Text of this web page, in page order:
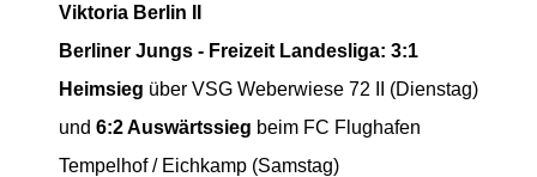
Viktoria Berlin II
Berliner Jungs - Freizeit Landesliga: 3:1
Heimsieg über VSG Weberwiese 72 II (Dienstag)
und 6:2 Auswärtssieg beim FC Flughafen
Tempelhof / Eichkamp (Samstag)